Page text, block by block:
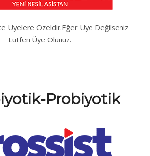
Üyelere Özeldir.Eğer Üye Değilseniz
Lütfen Üye Olunuz.
Probiyotik